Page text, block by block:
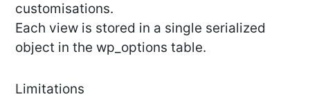
customisations.
Each view is stored in a single serialized
object in the wp_options table.
Limitations